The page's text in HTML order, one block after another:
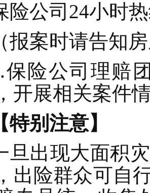
险公司24小时
（报案时请告知
保险公司理赔
开展相关案件
【特别注意】
旦出现大面积
出险群众可自